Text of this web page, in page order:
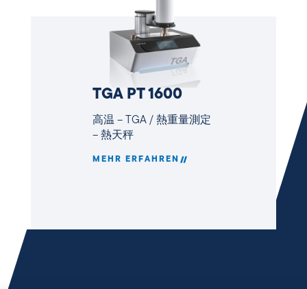
TGA PT 1600
高温 – TGA / 熱重量測定
– 熱天秤
MEHR ERFAHREN